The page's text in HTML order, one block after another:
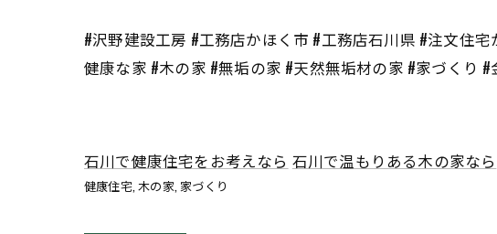
#沢野建設工房 #工務店かほく市 #工務店石川県 #注文住
健康な家 #木の家 #無垢の家 #天然無垢材の家 #家づくり
石川で健康住宅をお考えなら 石川で温もりある木の家なら
健康住宅 木の家 家づくり